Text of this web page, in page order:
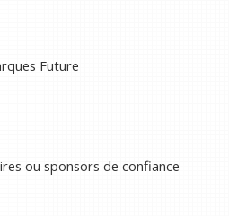
Future
ou sponsors de confiance